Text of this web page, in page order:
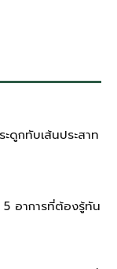
ดูกทับเส้นประสาท
อาการที่ต้องรู้ทัน